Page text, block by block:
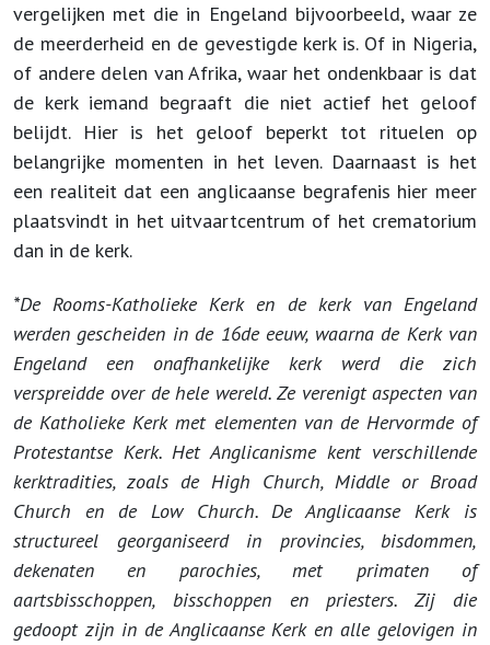
vergelijken met die in Engeland bijvoorbeeld, waar ze
de meerderheid en de gevestigde kerk is. Of in Nigeria,
of andere delen van Afrika, waar het ondenkbaar is dat
de kerk iemand begraaft die niet actief het geloof
belijdt. Hier is het geloof beperkt tot rituelen op
belangrijke momenten in het leven. Daarnaast is het
een realiteit dat een anglicaanse begrafenis hier meer
plaatsvindt in het uitvaartcentrum of het crematorium
dan in de kerk.
*De Rooms-Katholieke Kerk en de kerk van Engeland
werden gescheiden in de 16de eeuw, waarna de Kerk van
Engeland een onafhankelijke kerk werd die zich
verspreidde over de hele wereld. Ze verenigt aspecten van
de Katholieke Kerk met elementen van de Hervormde of
Protestantse Kerk. Het Anglicanisme kent verschillende
kerktradities, zoals de High Church, Middle or Broad
Church en de Low Church. De Anglicaanse Kerk is
structureel georganiseerd in provincies, bisdommen,
dekenaten en parochies, met primaten of
aartsbisschoppen, bisschoppen en priesters. Zij die
gedoopt zijn in de Anglicaanse Kerk en alle gelovigen in